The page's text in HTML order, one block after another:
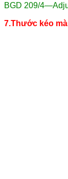
BGD 209/
7.Thước kéo